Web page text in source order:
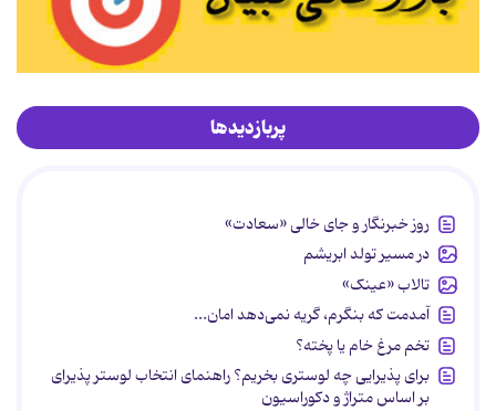
پربازدیدها
روز خبرنگار و جای خالی «سعادت»
در مسیر تولد ابریشم
تالاب «عینک»
آمدمت که بنگرم، گریه نمی‌دهد امان...
تخم مرغ خام یا پخته؟
برای پذیرایی چه لوستری بخریم؟ راهنمای انتخاب لوستر پذیرای
بر اساس متراژ و دکوراسیون